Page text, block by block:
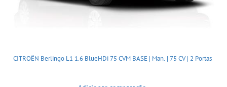
CITROËN Berlingo L1 1.6 BlueHDi 75 CVM BASE | Man. | 75 CV | 2 Portas